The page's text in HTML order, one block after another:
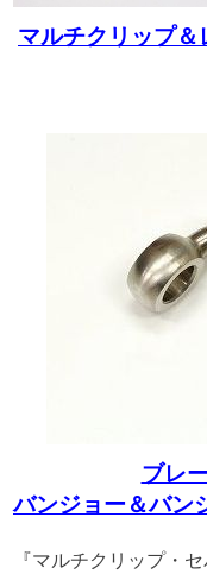
マルチクリップ
ブレ
バンジョー＆バン
『マルチクリップ・